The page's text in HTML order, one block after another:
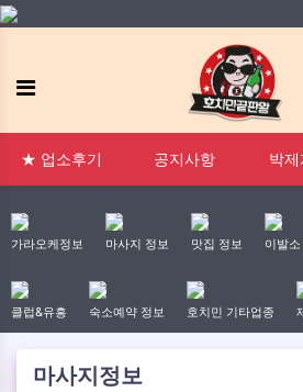
메뉴
★ 업소후기 공지사항 박
가라오케정보 마사지 정보 맛집 정보 이발
클럽&유흥 숙소예약 정보 호치민 기타업종
마사지정보
문의 FAQ 태그모음 신고모